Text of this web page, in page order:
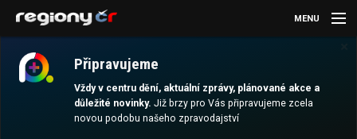
Připravujeme
Vždy v centru dění, aktuální zprávy, plánované akce a
důležité novinky.Již brzy pro Vás připravujeme zcela
novou podobu našeho zpravodajství
MENU
AKTUALITY